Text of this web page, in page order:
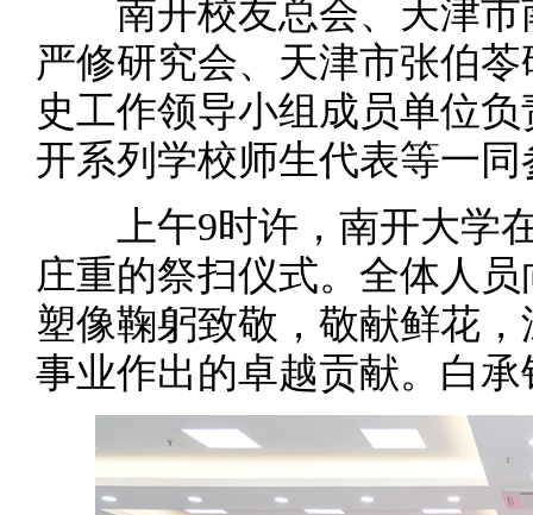
南开校友总会、天津市
严修研究会、天津市张伯
史工作领导小组成员单位
开系列学校师生代表等一
上午9时许，南开大学在
庄重的祭扫仪式。全体人
塑像鞠躬致敬，敬献鲜花
事业作出的卓越贡献。白